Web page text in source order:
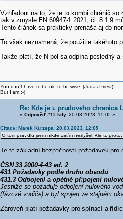
Vzhľadom na to, že je to kombi chránič so
tak v zmysle EN 60947-1:2021, čl. 8.1.9
Tento článok sa prakticky prenáša aj do
To však neznamená, že použitie takéhoto
Takže platí, že N pól sa odpína posledný
You don´t have to be old to be wise. (Judas Priest)
But I am :-)
Re: Kde je u prudoveho chranica
« Odpověď #12 kdy:20.03.2023, 15:05 »
Citace: Marek Kurzepa 20.03.2023, 12:05
O tom pravidlu jsem nikde zatím neslyšel. Ale to
Je to základní bezpečností požadavek pro
ČSN 33 2000-4-43 ed. 2
431 Požadavky podle druhu obvodů
431.3 Odpojení a opětné připojení
Jestliže se požaduje odpojení nulového
(fázové vodiče) a byl spojen ve stejném
Zároveň platí požadavky pro spínací a